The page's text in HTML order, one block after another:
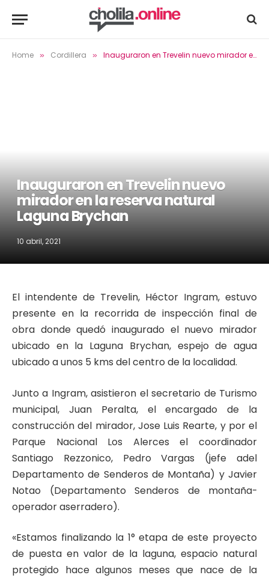
Home » Cordillera » Inauguraron en Trevelin nuevo mirador en la reserva natural Laguna Brychan
Inauguraron en Trevelin nuevo
mirador en la reserva natural
Laguna Brychan
10 abril, 2021
El intendente de Trevelin, Héctor Ingram, estuvo
presente en la recorrida de inspección final de
obra donde quedó inaugurado el nuevo mirador
ubicado en la Laguna Brychan, espejo de agua
ubicado a unos 5 kms del centro de la localidad.
Junto a Ingram, asistieron el secretario de Turismo
municipal, Juan Peralta, el encargado de la
construcción del mirador, Jose Luis Rearte, y por el
Parque Nacional Los Alerces el coordinador
Santiago Rezzonico, Pedro Vargas (jefe adel
Departamento de Senderos de Montaña) y Javier
Notao (Departamento Senderos de montaña-
operador aserradero).
«Estamos finalizando la 1° etapa de este proyecto
de puesta en valor de la laguna, espacio natural
protegido hace algunos meses que nace de la